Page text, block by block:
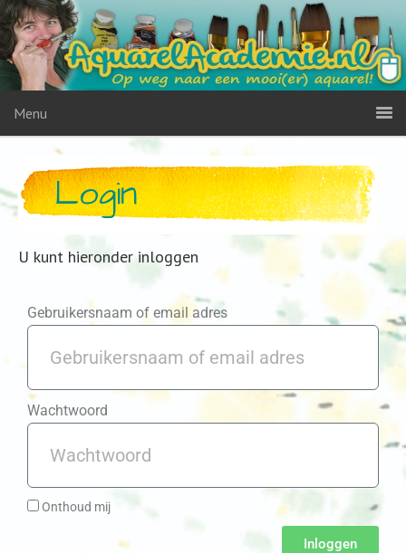
Menu
Login
U kunt hieronder inloggen
Gebruikersnaam of email adres
Wachtwoord
Onthoud mij
Inloggen